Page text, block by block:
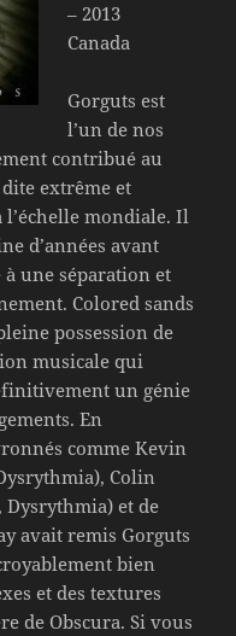
– 2013
Canada
Gorguts est
l’un de nos
contribué au
extrême et
mondiale. Il
d’années avant
une séparation et
Colored sands
possession de
musicale qui
un génie
En
comme Kevin
Colin
et de
avait remis Gorguts
bien
et des textures
de Obscura. Si vous